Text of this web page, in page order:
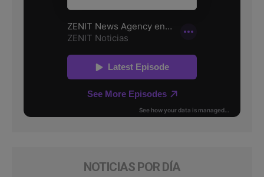
NOTICIAS POR DÍA